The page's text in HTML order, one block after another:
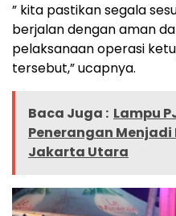
” kita pastikan segala
berjalan dengan aman
pelaksanaan operasi
tersebut,” ucapnya.
Baca Juga : Lampu
Penerangan
Jakarta Utara